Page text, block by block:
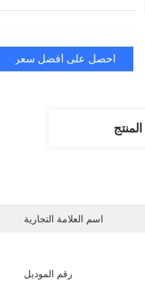
احصل على أفضل سعر
اسم العلامة التجارية
رقم الموديل